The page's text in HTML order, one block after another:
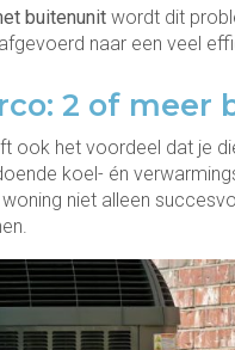
buitenunit wordt dit
naar een veel
2 of meer
ook het voordeel dat je
koel- én
niet alleen